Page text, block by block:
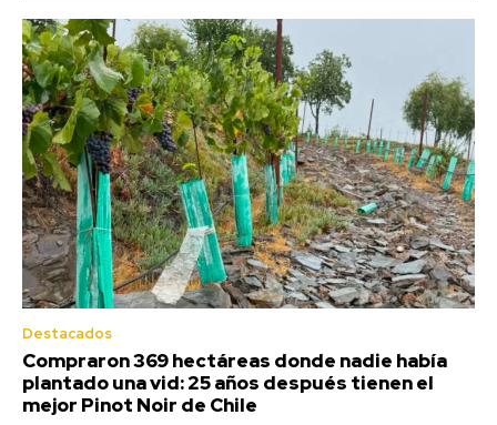
Destacados
Compraron 369 hectáreas donde nadie había
plantado una vid: 25 años después tienen el
mejor Pinot Noir de Chile